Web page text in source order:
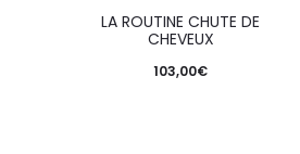
LA ROUTINE CHUTE DE
CHEVEUX
103,00€